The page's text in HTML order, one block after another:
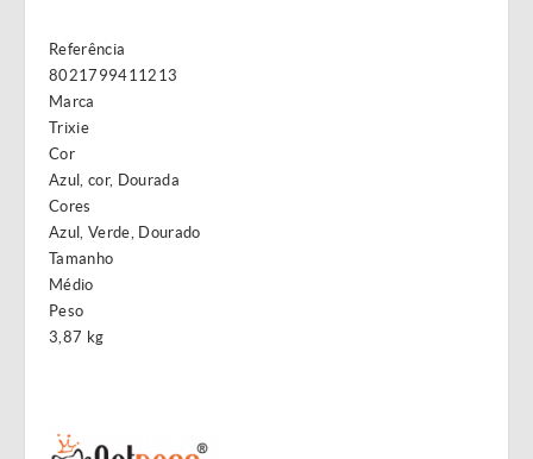
Referência
8021799411213
Marca
Trixie
Cor
Azul, cor, Dourada
Cores
Azul, Verde, Dourado
Tamanho
Médio
Peso
3,87 kg